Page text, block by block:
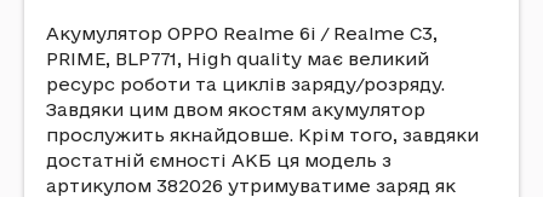
Акумулятор OPPO Realme 6i / Realme C3,
PRIME, BLP771, High quality має великий
ресурс роботи та циклів заряду/розряду.
Завдяки цим двом якостям акумулятор
прослужить якнайдовше. Крім того, завдяки
достатній ємності АКБ ця модель з
артикулом 382026 утримуватиме заряд як